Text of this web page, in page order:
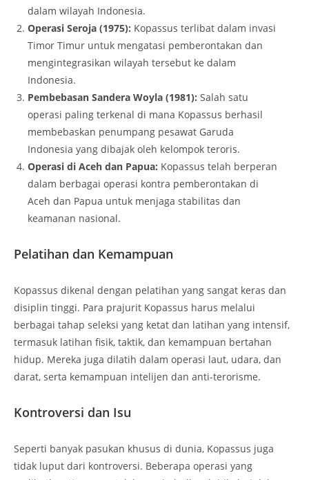
dalam wilayah Indonesia.
Operasi Seroja (1975): Kopassus terlibat dalam invasi
Timor Timur untuk mengatasi pemberontakan dan
mengintegrasikan wilayah tersebut ke dalam
Indonesia.
Pembebasan Sandera Woyla (1981): Salah satu
operasi paling terkenal di mana Kopassus berhasil
membebaskan penumpang pesawat Garuda
Indonesia yang dibajak oleh kelompok teroris.
Operasi di Aceh dan Papua: Kopassus telah berperan
dalam berbagai operasi kontra pemberontakan di
Aceh dan Papua untuk menjaga stabilitas dan
keamanan nasional.
Pelatihan dan Kemampuan
Kopassus dikenal dengan pelatihan yang sangat keras dan
disiplin tinggi. Para prajurit Kopassus harus melalui
berbagai tahap seleksi yang ketat dan latihan yang intensif,
termasuk latihan fisik, taktik, dan kemampuan bertahan
hidup. Mereka juga dilatih dalam operasi laut, udara, dan
darat, serta kemampuan intelijen dan anti-terorisme.
Kontroversi dan Isu
Seperti banyak pasukan khusus di dunia, Kopassus juga
tidak luput dari kontroversi. Beberapa operasi yang